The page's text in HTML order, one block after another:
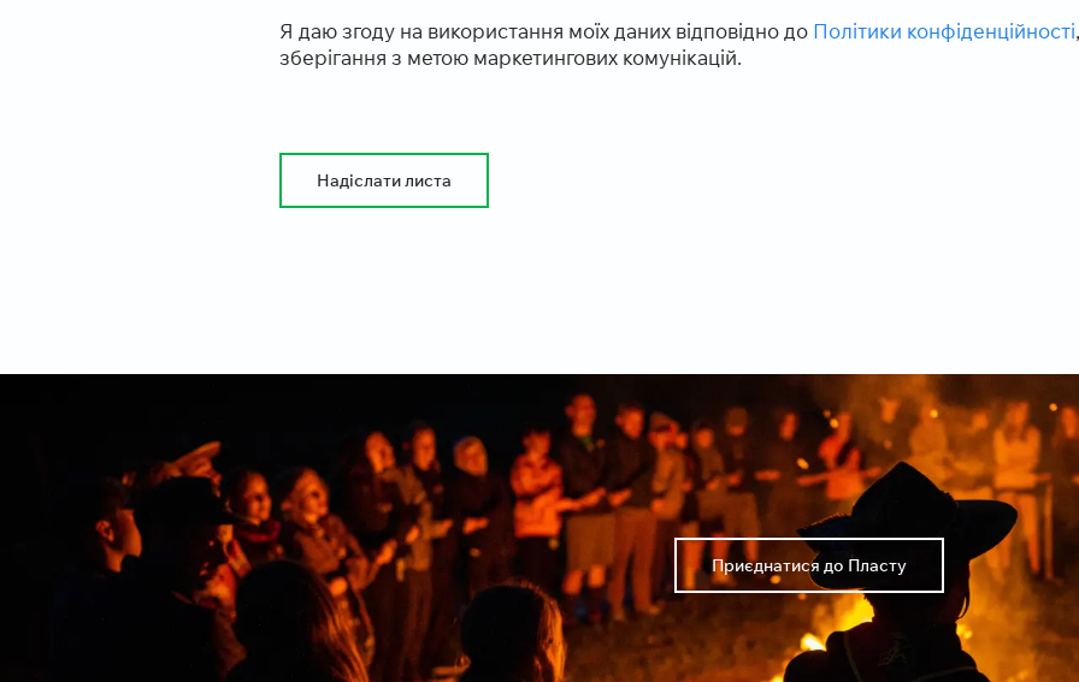
Я даю згоду на використання моїх даних відповідно до Політики конфіденційності
зберігання з метою маркетингових комунікацій.
Надіслати листа
Приєднатися до Пласту